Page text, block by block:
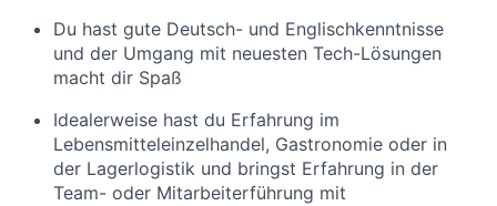
Du hast gute Deutsch- und Englischkenntnisse
und der Umgang mit neuesten Tech-Lösungen
macht dir Spaß
Idealerweise hast du Erfahrung im
Lebensmitteleinzelhandel, Gastronomie oder in
der Lagerlogistik und bringst Erfahrung in der
Team- oder Mitarbeiterführung mit